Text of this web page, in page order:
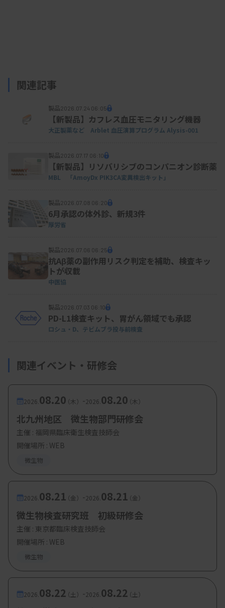
関連記事
製品2026.07.24 06:05
【新製品】カフレス血圧モニタリング機器
大正製薬など Arblet 血圧演算プログラム Alysis-001
製品2026.07.17 06:10
【新製品】リソバリシブのコンパニオン診断薬
MBL 「AmoyDx PIK3CA変異検出キット」
製品2026.07.08 06:20
6月承認の体外診、新規3件
厚労省
製品2026.07.06 06:25
抗Aβ薬の副作用リスク判定を補助、検査キッ
トが収載
中医協
製品2026.07.03 06:10
PD-L1検査キット、胃がん領域でも承認
ロシュ・D、テビムブラ投与前検査
関連イベント・研修会
2026. 08.20（木） -2026. 08.20（木）
北九州地区 微生物部門研修会
主催 : 福岡県臨床衛生検査技師会
開催場所 : WEB
微生物
2026. 08.21（金） -2026. 08.21（金）
微生物検査研究班 初級研修会
主催 : 東京都臨床検査技師会
開催場所 : WEB
微生物
2026. 08.22（土） -2026. 08.22（土）